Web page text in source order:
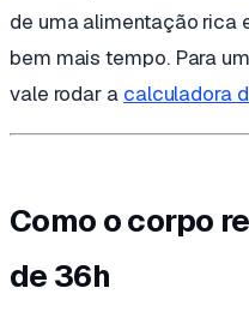
de uma alimentação rica
bem mais tempo. Para
vale rodar a calculadora
Como o corpo
de 36h